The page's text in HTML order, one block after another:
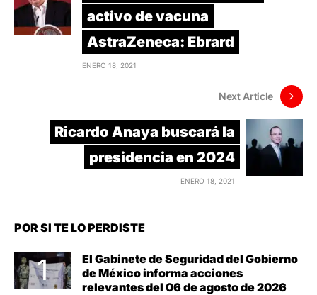
activo de vacuna
AstraZeneca: Ebrard
ENERO 18, 2021
Next Article
Ricardo Anaya buscará la
presidencia en 2024
ENERO 18, 2021
POR SI TE LO PERDISTE
El Gabinete de Seguridad del Gobierno
de México informa acciones
relevantes del 06 de agosto de 2026